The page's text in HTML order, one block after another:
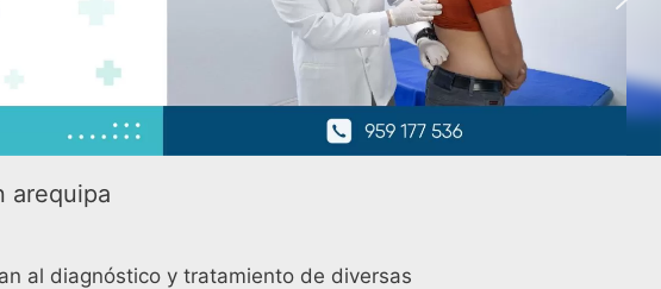
arequipa
al diagnóstico y tratamiento de diversas